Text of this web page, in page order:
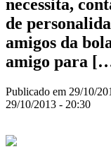
necessita,
de
amigos da
amigo para
Publicado em 29/10/
29/10/2013 - 20:30